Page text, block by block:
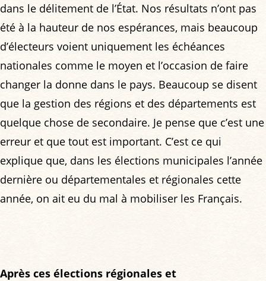
dans le délitement de l’État. Nos résultats n’ont pas
été à la hauteur de nos espérances, mais beaucoup
d’électeurs voient uniquement les échéances
nationales comme le moyen et l’occasion de faire
changer la donne dans le pays. Beaucoup se disent
que la gestion des régions et des départements est
quelque chose de secondaire. Je pense que c’est une
erreur et que tout est important. C’est ce qui
explique que, dans les élections municipales l’année
dernière ou départementales et régionales cette
année, on ait eu du mal à mobiliser les Français.
Après ces élections régionales et